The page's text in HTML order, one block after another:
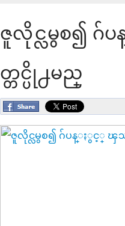
ဇူလိုင္လမွစ၍
တ္တင္ပို႕မည္